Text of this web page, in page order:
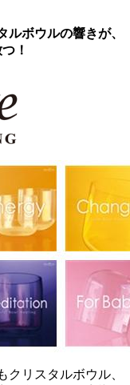
ボウルの響きが、
！
リスタルボウル、